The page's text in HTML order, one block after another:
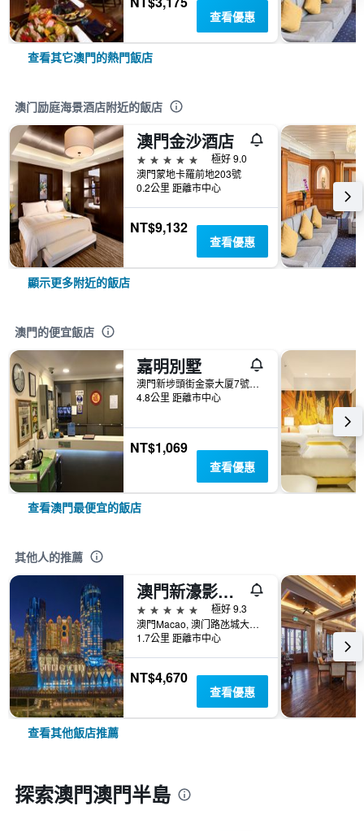
查看優惠
查看其它澳門的熱門飯店
澳门励庭海景酒店附近的飯店
澳門金沙酒店
5星級
極好 9.0
澳門蒙地卡羅前地203號
0.2公里 距離市中心
NT$9,132
查看優惠
顯示更多附近的飯店
澳門的便宜飯店
嘉明別墅
澳門新埗頭街金豪大厦7號2,3樓
4.8公里 距離市中心
NT$1,069
查看優惠
查看澳門最便宜的飯店
其他人的推薦
澳門新濠影滙W酒店
5星級
極好 9.3
澳門Macao, 澳门路氹城大马路, 中国
1.7公里 距離市中心
NT$4,670
查看優惠
查看其他飯店推薦
探索澳門澳門半島